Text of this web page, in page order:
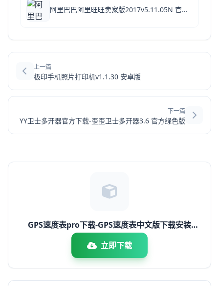
阿里巴巴阿里旺旺卖家版2017v5.11.05N 官方版
上一篇
极印手机照片打印机v1.1.30 安卓版
下一篇
YY卫士多开器官方下载-歪歪卫士多开器3.6 官方绿色版
GPS速度表pro下载-GPS速度表中文版下载安装
立即下载